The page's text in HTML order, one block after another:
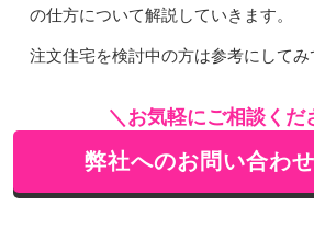
の仕方について解説していきます。
注文住宅を検討中の方は参考にしてみ
＼お気軽にご相談くだ
弊社へのお問い合わ